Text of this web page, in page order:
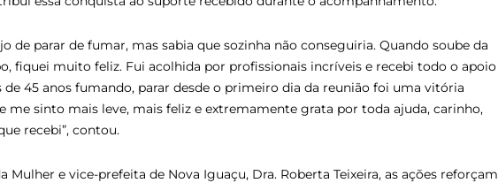
de parar de fumar, mas sabia que sozinha não conseguiria. Quando soube da
fiquei muito feliz. Fui acolhida por profissionais incríveis e recebi todo o apoio
de 45 anos fumando, parar desde o primeiro dia da reunião foi uma vitória
me sinto mais leve, mais feliz e extremamente grata por toda ajuda, carinho,
recebi”, contou.
Mulher e vice-prefeita de Nova Iguaçu, Dra. Roberta Teixeira, as ações reforçam